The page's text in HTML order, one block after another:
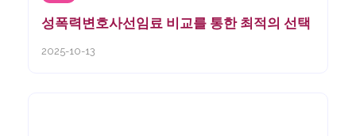
성폭력변호사선임료 비교를 통한 최적의 선택
2025-10-13